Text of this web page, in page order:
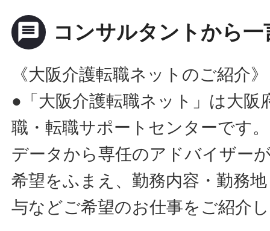
message コンサルタントから一
《大阪介護転職ネットのご紹介》
●「大阪介護転職ネット」は大阪
職・転職サポートセンターです
データから専任のアドバイザー
希望をふまえ、勤務内容・勤務
与などご希望のお仕事をご紹介